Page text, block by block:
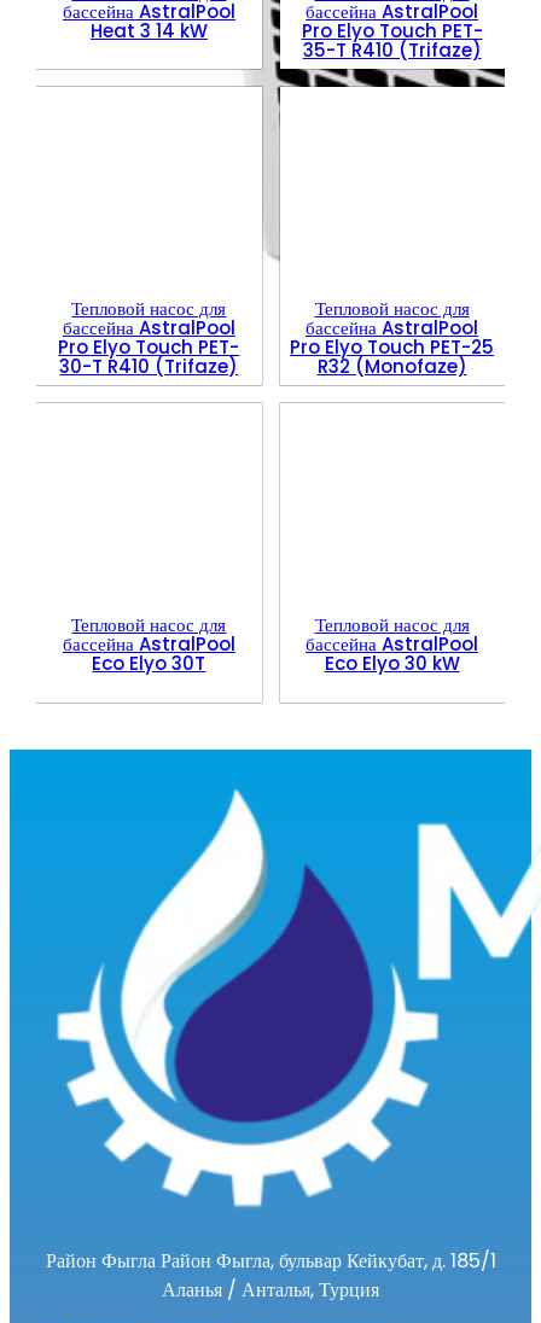
бассейна AstralPool
Heat 3 14 kW
бассейна AstralPool
Pro Elyo Touch PET-
35-T R410 (Trifaze)
Тепловой насос для
бассейна AstralPool
Pro Elyo Touch PET-
30-T R410 (Trifaze)
Тепловой насос для
бассейна AstralPool
Pro Elyo Touch PET-25
R32 (Monofaze)
Тепловой насос для
бассейна AstralPool
Eco Elyo 30T
Тепловой насос для
бассейна AstralPool
Eco Elyo 30 kW
Район Фыгла Район Фыгла, бульвар Кейкубат, д. 185/1
Аланья / Анталья, Турция